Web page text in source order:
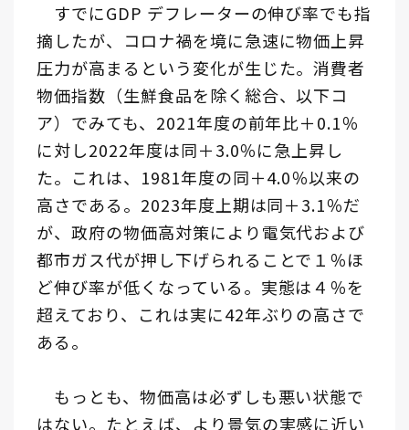
すでにGDP デフレーターの伸び率でも指
摘したが、コロナ禍を境に急速に物価上昇
圧力が高まるという変化が生じた。消費者
物価指数（生鮮食品を除く総合、以下コ
ア）でみても、2021年度の前年比＋0.1％
に対し2022年度は同＋3.0％に急上昇し
た。これは、1981年度の同＋4.0％以来の
高さである。2023年度上期は同＋3.1％だ
が、政府の物価高対策により電気代および
都市ガス代が押し下げられることで１％ほ
ど伸び率が低くなっている。実態は４％を
超えており、これは実に42年ぶりの高さで
ある。
もっとも、物価高は必ずしも悪い状態で
はない。たとえば、より景気の実感に近い